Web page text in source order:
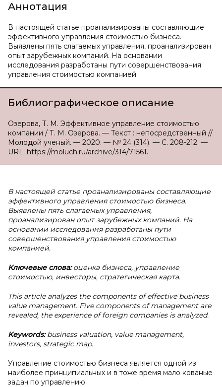
Аннотация
В настоящей статье проанализированы составляющие
эффективного управления стоимостью бизнеса.
Выявлены пять слагаемых управления, проанализирован
опыт зарубежных компаний. На основании
исследования разработаны пути совершенствования
управления стоимостью компанией.
Библиографическое описание
Озерова, Т. М. Эффективное управление стоимостью
компании / Т. М. Озерова. — Текст : непосредственный //
Молодой ученый. — 2020. — № 24 (314). — С. 208-212. —
URL: https://moluch.ru/archive/314/71561.
В настоящей статье проанализированы составляющие
эффективного управления стоимостью бизнеса.
Выявлены пять слагаемых управления,
проанализирован опыт зарубежных компаний. На
основании исследования разработаны пути
совершенствования управления стоимостью
компанией.
Ключевые слова:оценка бизнеса, управление
стоимостью, инвесторы, стратегическая карта.
This article analyzes the components of effective business
value management. Five components of management are
revealed, the experience of foreign companies is analyzed.
Keywords:business valuation, value management,
investors, strategic map.
Управление стоимостью бизнеса является одной из
наиболее принципиальных и в тоже время мало кованые
задач по управлению.